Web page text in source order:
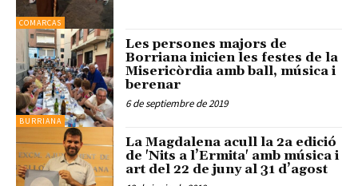
COMARCAS
BURRIANA
Les persones majors de
Borriana inicien les festes de la
Misericòrdia amb ball, música i
berenar
6 de septiembre de 2019
La Magdalena acull la 2a edició
de 'Nits a l’Ermita' amb música i
art del 22 de juny al 31 d’agost